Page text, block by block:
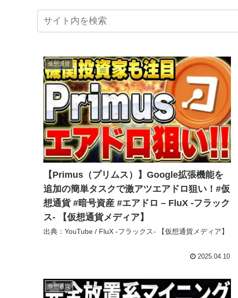
仮想通貨
【Primus（プリムス）】Google拡張機能を
追加の簡単タスクで激アツエアドロ狙い！#仮
想通貨 #暗号資産 #エアドロ – FluX -フラック
ス- 【仮想通貨メディア】
出典：YouTube / FluX -フラックス- 【仮想通貨メディア】
2025.04.10
仮想通貨